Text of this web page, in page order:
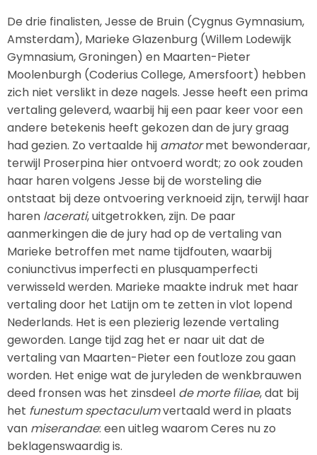
De drie finalisten, Jesse de Bruin (Cygnus Gymnasium,
Amsterdam), Marieke Glazenburg (Willem Lodewijk
Gymnasium, Groningen) en Maarten-Pieter
Moolenburgh (Coderius College, Amersfoort) hebben
zich niet verslikt in deze nagels. Jesse heeft een prima
vertaling geleverd, waarbij hij een paar keer voor een
andere betekenis heeft gekozen dan de jury graag
had gezien. Zo vertaalde hij amatormet bewonderaar,
terwijl Proserpina hier ontvoerd wordt; zo ook zouden
haar haren volgens Jesse bij de worsteling die
ontstaat bij deze ontvoering verknoeid zijn, terwijl haar
haren lacerati, uitgetrokken, zijn. De paar
aanmerkingen die de jury had op de vertaling van
Marieke betroffen met name tijdfouten, waarbij
coniunctivus imperfecti en plusquamperfecti
verwisseld werden. Marieke maakte indruk met haar
vertaling door het Latijn om te zetten in vlot lopend
Nederlands. Het is een plezierig lezende vertaling
geworden. Lange tijd zag het er naar uit dat de
vertaling van Maarten-Pieter een foutloze zou gaan
worden. Het enige wat de juryleden de wenkbrauwen
deed fronsen was het zinsdeel de morte filiae, dat bij
het funestum spectaculumvertaald werd in plaats
van miserandae: een uitleg waarom Ceres nu zo
beklagenswaardig is.